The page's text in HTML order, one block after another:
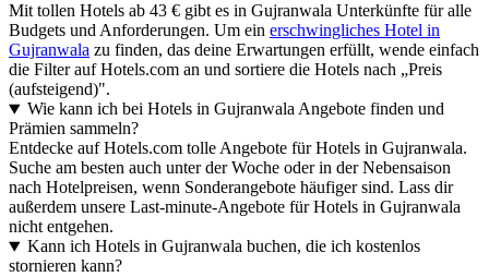
Mit tollen Hotels ab 43 € gibt es in Gujranwala Unterkünfte für alle
Budgets und Anforderungen. Um ein erschwingliches Hotel in
Gujranwala zu finden, das deine Erwartungen erfüllt, wende einfach
die Filter auf Hotels.com an und sortiere die Hotels nach „Preis
(aufsteigend)".
Wie kann ich bei Hotels in Gujranwala Angebote finden und
Prämien sammeln?
Entdecke auf Hotels.com tolle Angebote für Hotels in Gujranwala.
Suche am besten auch unter der Woche oder in der Nebensaison
nach Hotelpreisen, wenn Sonderangebote häufiger sind. Lass dir
außerdem unsere Last-minute-Angebote für Hotels in Gujranwala
nicht entgehen.
Kann ich Hotels in Gujranwala buchen, die ich kostenlos
stornieren kann?